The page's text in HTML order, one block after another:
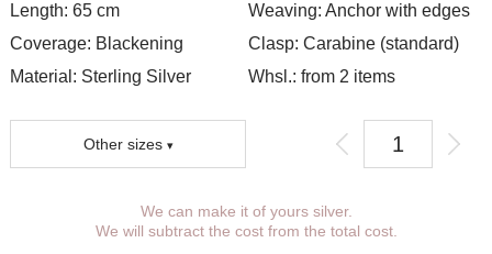
Length: 65 cm Weaving:Anchor with edges
Coverage: Blackening Clasp:Carabine (standard)
Material: Sterling Silver
Whsl.: from 2 items
Other sizes
You can choose coverage, weight,
length, width, clasp.
We can make it of yours silver.
We will subtract the cost from the total cost.